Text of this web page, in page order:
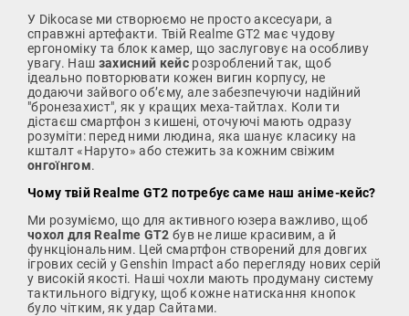
У Dikocase ми створюємо не просто аксесуари, а
справжні артефакти. Твій Realme GT2 має чудову
ергономіку та блок камер, що заслуговує на особливу
увагу. Наш захисний кейс розроблений так, щоб
ідеально повторювати кожен вигин корпусу, не
додаючи зайвого об’єму, але забезпечуючи надійний
"бронезахист", як у кращих меха-тайтлах. Коли ти
дістаєш смартфон з кишені, оточуючі мають одразу
розуміти: перед ними людина, яка шанує класику на
кшталт «Наруто» або стежить за кожним свіжим
онгоїнгом.
Чому твій Realme GT2 потребує саме наш аніме-кейс?
Ми розуміємо, що для активного юзера важливо, щоб
чохол для Realme GT2 був не лише красивим, а й
функціональним. Цей смартфон створений для довгих
ігрових сесій у Genshin Impact або перегляду нових серій
у високій якості. Наші чохли мають продуману систему
тактильного відгуку, щоб кожне натискання кнопок
було чітким, як удар Сайтами.